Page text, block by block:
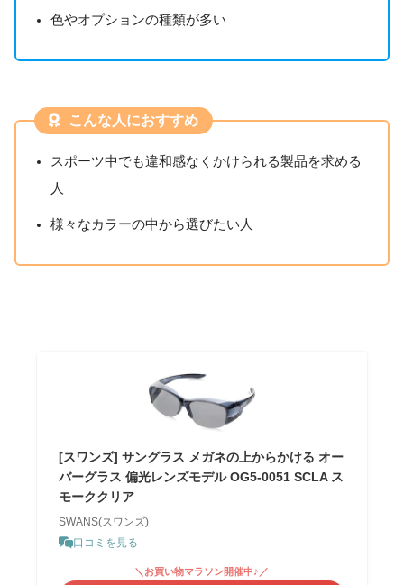
色やオプションの種類が多い
こんな人におすすめ
スポーツ中でも違和感なくかけられる製品を求める
人
様々なカラーの中から選びたい人
[スワンズ] サングラス メガネの上からかける オー
バーグラス 偏光レンズモデル OG5-0051 SCLA ス
モーククリア
SWANS(スワンズ)
口コミを見る
＼お買い物マラソン開催中♪／